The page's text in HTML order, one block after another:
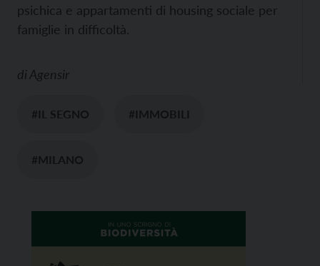
psichica e appartamenti di housing sociale per
famiglie in difficoltà.
diAgensir
#IL SEGNO #IMMOBILI
#MILANO